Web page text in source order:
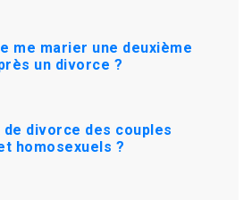
me marier une deuxième
un divorce ?
divorce des couples
homosexuels ?